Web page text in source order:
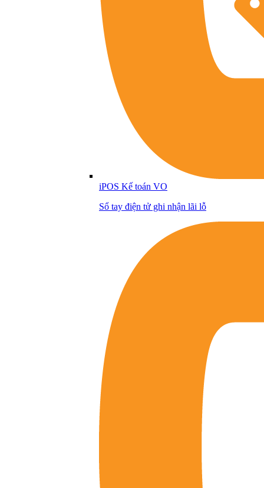
iPOS Kế toán VO
Sổ tay điện tử ghi nhận lãi lỗ